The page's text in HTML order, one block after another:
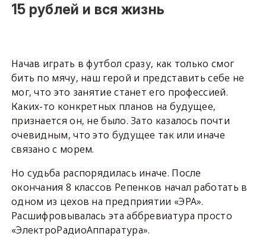
15 рублей и вся жизнь
Начав играть в футбол сразу, как только смог
бить по мячу, наш герой и представить себе не
мог, что это занятие станет его профессией.
Каких-то конкретных планов на будущее,
признается он, не было. Зато казалось почти
очевидным, что это будущее так или иначе
связано с морем.
Но судьба распорядилась иначе. После
окончания 8 классов Репенков начал работать в
одном из цехов на предприятии «ЭРА».
Расшифровывалась эта аббревиатура просто
«ЭлектроРадиоАппаратура».